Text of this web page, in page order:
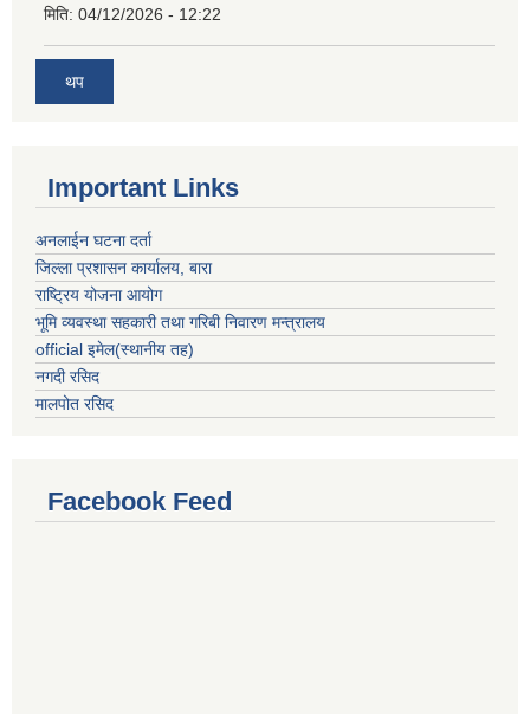
मिति: 04/12/2026 - 12:22
थप
Important Links
अनलाईन घटना दर्ता
जिल्ला प्रशासन कार्यालय, बारा
राष्ट्रिय योजना आयोग
भूमि व्यवस्था सहकारी तथा गरिबी निवारण मन्त्रालय
official इमेल(स्थानीय तह)
नगदी रसिद
मालपोत रसिद
Facebook Feed